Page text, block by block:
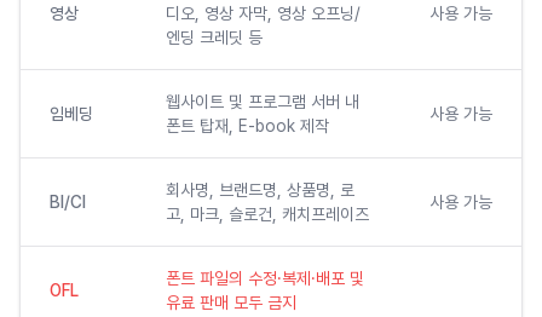
영상
디오, 영상 자막, 영상 오프닝/
엔딩 크레딧 등
사용 가능
임베딩
웹사이트 및 프로그램 서버 내
폰트 탑재, E-book 제작
사용 가능
BI/CI
회사명, 브랜드명, 상품명, 로
고, 마크, 슬로건, 캐치프레이즈
사용 가능
OFL
폰트 파일의 수정·복제·배포 및
유료 판매 모두 금지